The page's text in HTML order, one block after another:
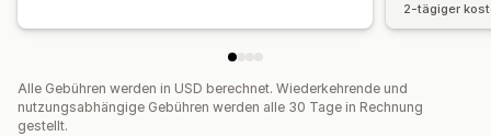
2-tägiger
Alle Gebühren werden in USD berechnet. Wiederkehrende und
nutzungsabhängige Gebühren werden alle 30 Tage in Rechnung
gestellt.